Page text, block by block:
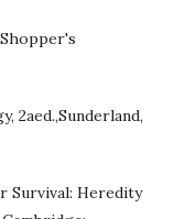
2aed.,Sunderland,
Survival: Heredity